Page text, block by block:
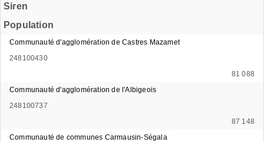
Siren
Population
Communauté d'agglomération de Castres Mazamet
248100430
81 088
Communauté d'agglomération de l'Albigeois
248100737
87 148
Communauté de communes Carmausin-Ségala